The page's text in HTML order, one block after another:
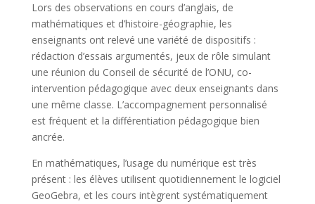
Lors des observations en cours d’anglais, de
mathématiques et d’histoire-géographie, les
enseignants ont relevé une variété de dispositifs :
rédaction d’essais argumentés, jeux de rôle simulant
une réunion du Conseil de sécurité de l’ONU, co-
intervention pédagogique avec deux enseignants dans
une même classe. L’accompagnement personnalisé
est fréquent et la différentiation pédagogique bien
ancrée.
En mathématiques, l’usage du numérique est très
présent : les élèves utilisent quotidiennement le logiciel
GeoGebra, et les cours intègrent systématiquement